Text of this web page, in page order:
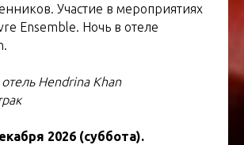
Участие в мероприятиях
Ensemble. Ночь в отеле
Hendrina Khan
2026 (суббота).